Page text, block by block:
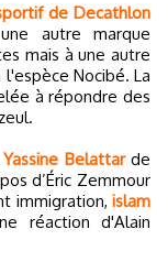
de Decathlon
autre marque
mais à une autre
Nocibé. La
à répondre des
Yassine Belattarde
d’Éric Zemmour
immigration, islam
réaction d'Alain